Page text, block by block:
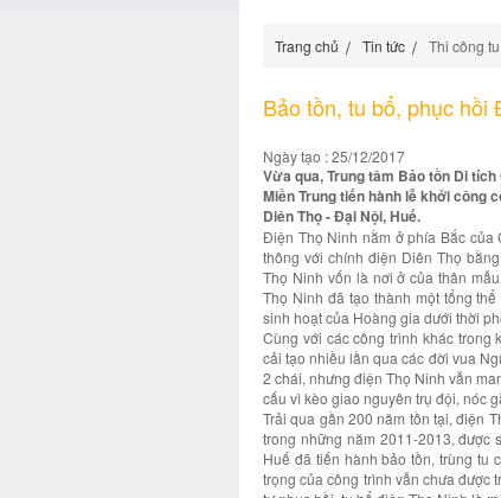
Trang chủ Tin tức Thi công
Bảo tồn, tu bổ, phục hồi
Ngày tạo : 25/12/2017
Vừa qua, Trung tâm Bảo tồn Di
Miền Trung tiến hành lễ khởi công
Diên Thọ - Đại Nội, Huế.
Điện Thọ Ninh nằm ở phía Bắc của
thông với chính điện Diên Thọ
Thọ Ninh vốn là nơi ở của thân
Thọ Ninh đã tạo thành một tổng
sinh hoạt của Hoàng gia dưới thời
Cùng với các công trình khác trong
cải tạo nhiều lần qua các đời vua
2 chái, nhưng điện Thọ Ninh vẫn
cấu vì kèo giao nguyên trụ đội, nóc
Trải qua gần 200 năm tồn tại, điện
trong những năm 2011-2013, được
Huế đã tiến hành bảo tồn, trùng tu
trọng của công trình vẫn chưa được